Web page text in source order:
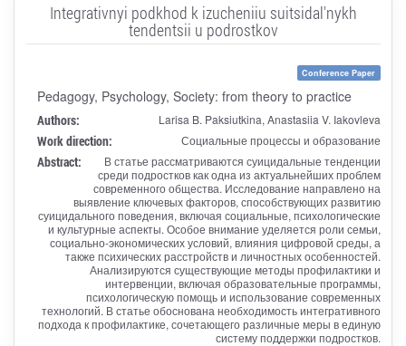
Integrativnyi podkhod k izucheniiu suitsidal'nykh
tendentsii u podrostkov
Conference Paper
Pedagogy, Psychology, Society: from theory to practice
Authors: Larisa B. Paksiutkina, Anastasiia V. Iakovleva
Work direction: Социальные процессы и образование
Abstract:
В статье рассматриваются суицидальные тенденции
среди подростков как одна из актуальнейших проблем
современного общества. Исследование направлено на
выявление ключевых факторов, способствующих развитию
суицидального поведения, включая социальные, психологические
и культурные аспекты. Особое внимание уделяется роли семьи,
социально-экономических условий, влияния цифровой среды, а
также психических расстройств и личностных особенностей.
Анализируются существующие методы профилактики и
интервенции, включая образовательные программы,
психологическую помощь и использование современных
технологий. В статье обоснована необходимость интегративного
подхода к профилактике, сочетающего различные меры в единую
систему поддержки подростков.